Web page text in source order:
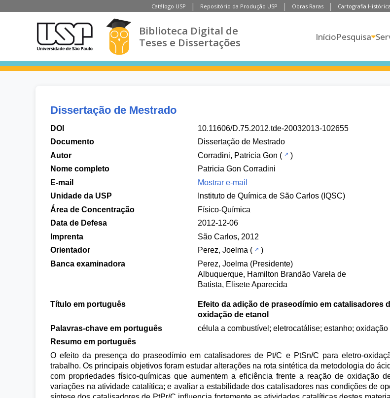
Catálogo USP Repositório da Produção USP Obras Raras Cartografia Histórica
Biblioteca Digital de
Teses e Dissertações
InícioPesquisa
Dissertação de Mestrado
DOI
10.11606/D.75.2012.tde-20032013-102655
Documento
Dissertação de Mestrado
Autor
Corradini, Patricia Gon (
)
Nome completo
Patricia Gon Corradini
E-mail
Mostrar e-mail
Unidade da USP
Instituto de Química de São Carlos (IQSC)
Área de Concentração
Físico-Química
Data de Defesa
2012-12-06
Imprenta
São Carlos, 2012
Orientador
Perez, Joelma (
)
Banca examinadora
Perez, Joelma (Presidente)
Albuquerque, Hamilton Brandão Varela de
Batista, Elisete Aparecida
Título em português
Efeito da adição de praseodímio em catalisadores
oxidação de etanol
Palavras-chave em português
célula a combustível; eletrocatálise; estanho;
Resumo em português
O efeito da presença do praseodímio em catalisadores de Pt/C e PtSn/C para eletro-
trabalho. Os principais objetivos foram estudar alterações na rota sintética da metodologia do
com propriedades físico-químicas que aumentem a eficiência frente a reação de oxidação
variações na atividade catalítica; e avaliar a estabilidade dos catalisadores nas condições de